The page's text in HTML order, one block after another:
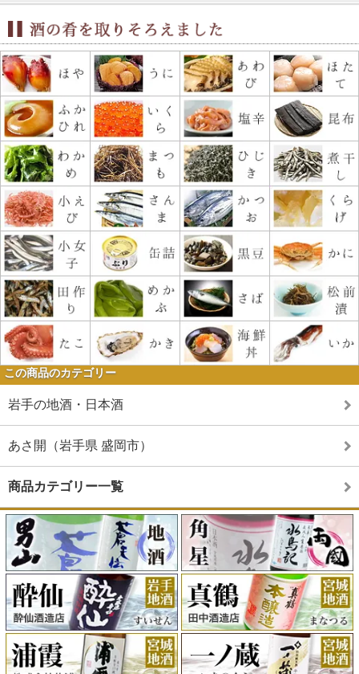
この商品のカテゴリー
岩手の地酒・日本酒
あさ開（岩手県 盛岡市）
商品カテゴリー一覧